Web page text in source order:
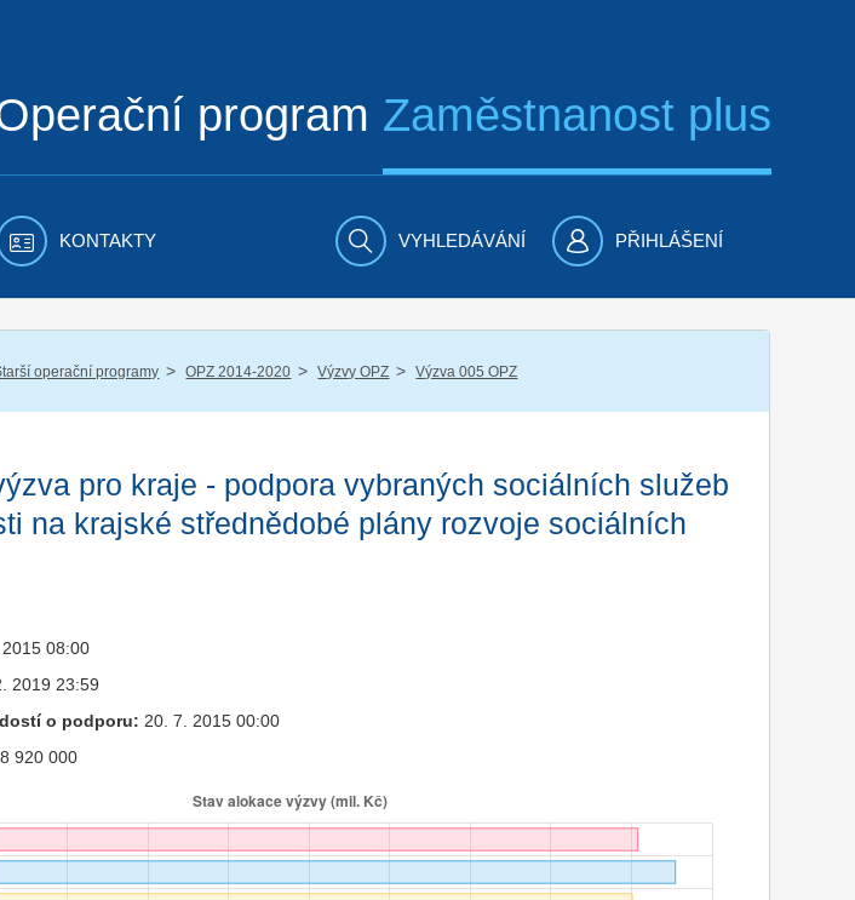
program Zaměstnanost plus
KONTAKTY VYHLEDÁVÁNÍ PŘIHLÁŠENÍ
operační programy / OPZ 2014-2020 / Výzvy OPZ / Výzva 005 OPZ
pro kraje - podpora vybraných sociálních služeb
na krajské střednědobé plány rozvoje sociálních
08:00
2019 23:59
o podporu: 20. 7. 2015 00:00
920 000